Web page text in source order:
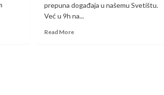
prepuna događaja u našemu Svetištu.
Već u 9h na...
Read More